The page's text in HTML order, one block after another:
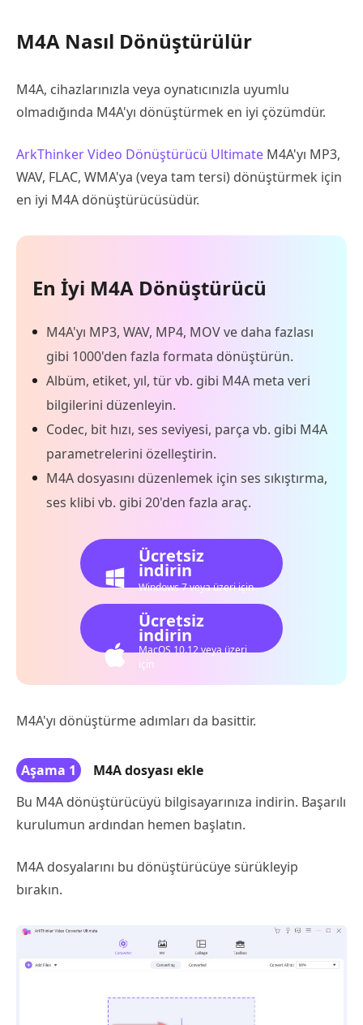
M4A Nasıl Dönüştürülür
M4A, cihazlarınızla veya oynatıcınızla uyumlu
olmadığında M4A'yı dönüştürmek en iyi çözümdür.
ArkThinker Video Dönüştürücü Ultimate M4A'yı MP3,
WAV, FLAC, WMA'ya (veya tam tersi) dönüştürmek için
en iyi M4A dönüştürücüsüdür.
En İyi M4A Dönüştürücü
M4A'yı MP3, WAV, MP4, MOV ve daha fazlası
gibi 1000'den fazla formata dönüştürün.
Albüm, etiket, yıl, tür vb. gibi M4A meta veri
bilgilerini düzenleyin.
Codec, bit hızı, ses seviyesi, parça vb. gibi M4A
parametrelerini özelleştirin.
M4A dosyasını düzenlemek için ses sıkıştırma,
ses klibi vb. gibi 20'den fazla araç.
Ücretsiz
indirin
Windows 7 veya üzeri için
Ücretsiz
indirin
MacOS 10.12 veya üzeri
için
M4A'yı dönüştürme adımları da basittir.
Aşama 1
M4A dosyası ekle
Bu M4A dönüştürücüyü bilgisayarınıza indirin. Başarılı
kurulumun ardından hemen başlatın.
M4A dosyalarını bu dönüştürücüye sürükleyip
bırakın.